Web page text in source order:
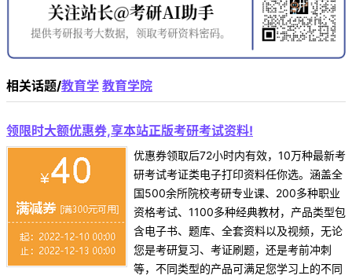
相关话题/教育学 教育学院
领限时大额优惠券,享本站正版考研考试资料!
优惠券领取后72小时内有效，10万种最新考
研考试考证类电子打印资料任你选。涵盖全
国500余所院校考研专业课、200多种职业
资格考试、1100多种经典教材，产品类型包
含电子书、题库、全套资料以及视频，无论
您是考研复习、考证刷题，还是考前冲刺
等，不同类型的产品可满足您学习上的不同